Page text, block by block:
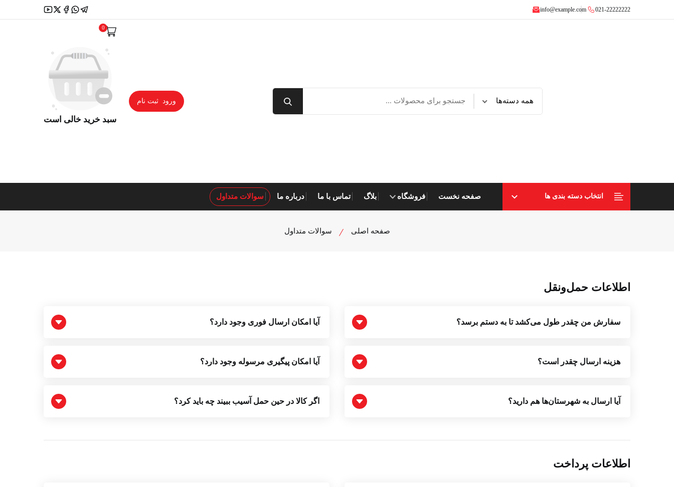
021-22222222
info@example.com
ورود ثبت نام
0
سبد خرید خالی است
انتخاب دسته بندی ها صفحه نخست فروشگاه بلاگ تماس با ما درباره ما سوالات متداول
صفحه اصلی سوالات متداول
اطلاعات حمل‌ونقل
سفارش من چقدر طول می‌کشد تا به دستم برسد؟
هزینه ارسال چقدر است؟
آیا ارسال به شهرستان‌ها هم دارید؟
آیا امکان ارسال فوری وجود دارد؟
آیا امکان پیگیری مرسوله وجود دارد؟
اگر کالا در حین حمل آسیب ببیند چه باید کرد؟
اطلاعات پرداخت